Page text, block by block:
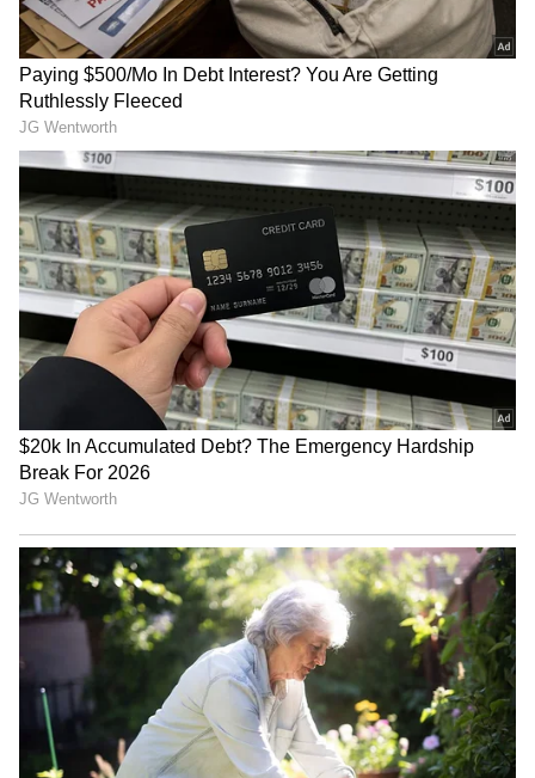
Image Credit : Gemini AI
పాడైన బట్టలతో కొత్త ఉత్పత్తులు
ధరించడానికి పనికిరాని పాత బట్టలను చిన్న చిన్న
ముక్కలుగా కత్తిరించి వాటి నుంచి నార (ఫైబర్)ను వేరు
చేస్తారు. ఆ ఫైబర్‌తో కొత్త దారాన్ని తయారు చేసి అనేక
వస్తువులు తయారు చేస్తారు. వాటిలో ముఖ్యంగా కార్పెట్లు,
తుడిచే గుడ్డలు (మాప్‌లు), దుప్పట్లు, కుషన్‌లు, పరుపుల
నింపే పదార్థం, ప్యాకేజింగ్ మెటీరియల్, ఫర్నిచర్ తయారీకి
అవసరమైన పదార్థాలు, వాహనాల సీట్లలో ఉపయోగించే
ఫిల్లింగ్ మెటీరియల్, పరిశ్రమల్లో ఉపయోగించే ప్రత్యేక
నారతో తయారైన బట్టలను సులభంగా రీసైక్లింగ్ చేయవచ్చు.
పాలిస్టర్ వంటి మిశ్రమ వస్త్రాలకు ప్రత్యేక సాంకేతిక ప్రక్రియను
ఉపయోగిస్తారు.